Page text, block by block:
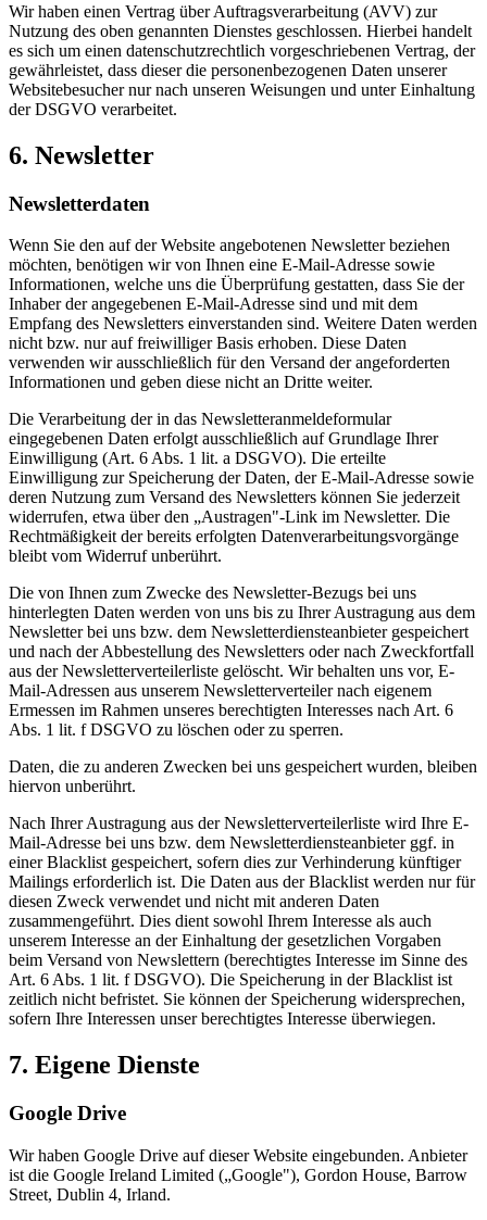
Wir haben einen Vertrag über Auftragsverarbeitung (AVV) zur
Nutzung des oben genannten Dienstes geschlossen. Hierbei handelt
es sich um einen datenschutzrechtlich vorgeschriebenen Vertrag, der
gewährleistet, dass dieser die personenbezogenen Daten unserer
Websitebesucher nur nach unseren Weisungen und unter Einhaltung
der DSGVO verarbeitet.
6. Newsletter
Newsletterdaten
Wenn Sie den auf der Website angebotenen Newsletter beziehen
möchten, benötigen wir von Ihnen eine E-Mail-Adresse sowie
Informationen, welche uns die Überprüfung gestatten, dass Sie der
Inhaber der angegebenen E-Mail-Adresse sind und mit dem
Empfang des Newsletters einverstanden sind. Weitere Daten werden
nicht bzw. nur auf freiwilliger Basis erhoben. Diese Daten
verwenden wir ausschließlich für den Versand der angeforderten
Informationen und geben diese nicht an Dritte weiter.
Die Verarbeitung der in das Newsletteranmeldeformular
eingegebenen Daten erfolgt ausschließlich auf Grundlage Ihrer
Einwilligung (Art. 6 Abs. 1 lit. a DSGVO). Die erteilte
Einwilligung zur Speicherung der Daten, der E-Mail-Adresse sowie
deren Nutzung zum Versand des Newsletters können Sie jederzeit
widerrufen, etwa über den „Austragen"-Link im Newsletter. Die
Rechtmäßigkeit der bereits erfolgten Datenverarbeitungsvorgänge
bleibt vom Widerruf unberührt.
Die von Ihnen zum Zwecke des Newsletter-Bezugs bei uns
hinterlegten Daten werden von uns bis zu Ihrer Austragung aus dem
Newsletter bei uns bzw. dem Newsletterdiensteanbieter gespeichert
und nach der Abbestellung des Newsletters oder nach Zweckfortfall
aus der Newsletterverteilerliste gelöscht. Wir behalten uns vor, E-
Mail-Adressen aus unserem Newsletterverteiler nach eigenem
Ermessen im Rahmen unseres berechtigten Interesses nach Art. 6
Abs. 1 lit. f DSGVO zu löschen oder zu sperren.
Daten, die zu anderen Zwecken bei uns gespeichert wurden, bleiben
hiervon unberührt.
Nach Ihrer Austragung aus der Newsletterverteilerliste wird Ihre E-
Mail-Adresse bei uns bzw. dem Newsletterdiensteanbieter ggf. in
einer Blacklist gespeichert, sofern dies zur Verhinderung künftiger
Mailings erforderlich ist. Die Daten aus der Blacklist werden nur für
diesen Zweck verwendet und nicht mit anderen Daten
zusammengeführt. Dies dient sowohl Ihrem Interesse als auch
unserem Interesse an der Einhaltung der gesetzlichen Vorgaben
beim Versand von Newslettern (berechtigtes Interesse im Sinne des
Art. 6 Abs. 1 lit. f DSGVO). Die Speicherung in der Blacklist ist
zeitlich nicht befristet. Sie können der Speicherung widersprechen,
sofern Ihre Interessen unser berechtigtes Interesse überwiegen.
7. Eigene Dienste
Google Drive
Wir haben Google Drive auf dieser Website eingebunden. Anbieter
ist die Google Ireland Limited („Google"), Gordon House, Barrow
Street, Dublin 4, Irland.